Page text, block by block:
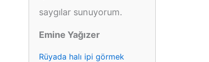
saygılar sunuyorum.
Emine Yağızer
Rüyada halı ipi görmek